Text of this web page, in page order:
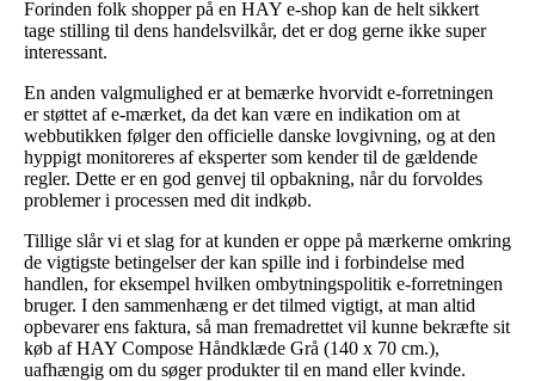
Forinden folk shopper på en HAY e-shop kan de helt sikkert
tage stilling til dens handelsvilkår, det er dog gerne ikke super
interessant.
En anden valgmulighed er at bemærke hvorvidt e-forretningen
er støttet af e-mærket, da det kan være en indikation om at
webbutikken følger den officielle danske lovgivning, og at den
hyppigt monitoreres af eksperter som kender til de gældende
regler. Dette er en god genvej til opbakning, når du forvoldes
problemer i processen med dit indkøb.
Tillige slår vi et slag for at kunden er oppe på mærkerne omkring
de vigtigste betingelser der kan spille ind i forbindelse med
handlen, for eksempel hvilken ombytningspolitik e-forretningen
bruger. I den sammenhæng er det tilmed vigtigt, at man altid
opbevarer ens faktura, så man fremadrettet vil kunne bekræfte sit
køb af HAY Compose Håndklæde Grå (140 x 70 cm.),
uafhængig om du søger produkter til en mand eller kvinde.